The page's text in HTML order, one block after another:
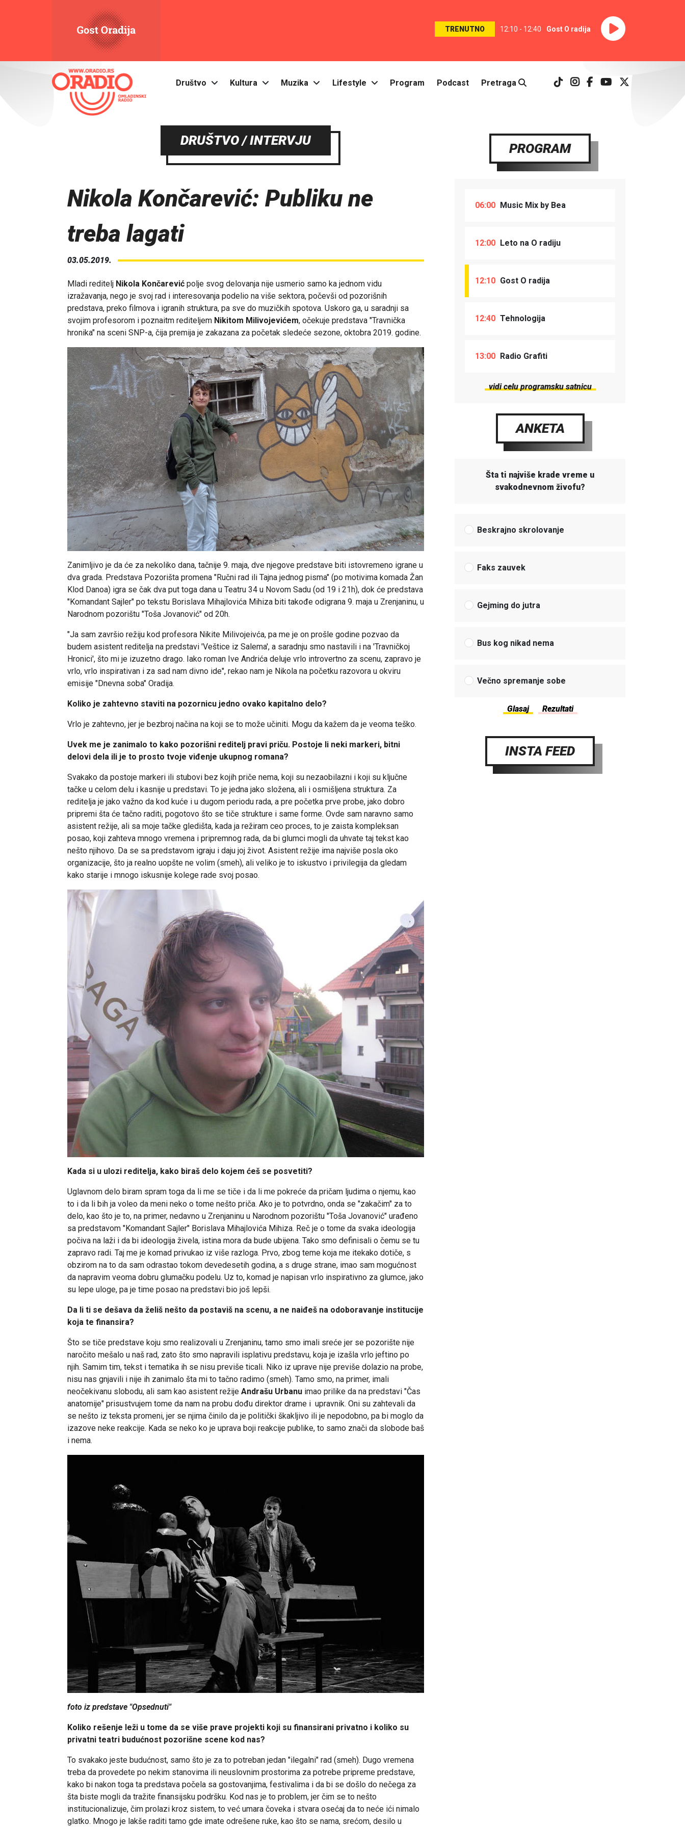
TRENUTNO 12:10 - 12:40 Gost O radija
Društvo Kultura Muzika Lifestyle Program Podcast Pretraga
DRUŠTVO / INTERVJU
Nikola Končarević: Publiku ne
treba lagati
03.05.2019.
Mladi reditelj Nikola Končarević polje svog delovanja nije usmerio samo ka jednom vidu
izražavanja, nego je svoj rad i interesovanja podelio na više sektora, počevši od pozorišnih
predstava, preko filmova i igranih struktura, pa sve do muzičkih spotova. Uskoro ga, u saradnji sa
svojim profesorom i poznaitm rediteljem Nikitom Milivojevićem, očekuje predstava "Travnička
hronika" na sceni SNP-a, čija premija je zakazana za početak sledeće sezone, oktobra 2019. godine.
Zanimljivo je da će za nekoliko dana, tačnije 9. maja, dve njegove predstave biti istovremeno igrane u
dva grada. Predstava Pozorišta promena "Ručni rad ili Tajna jednog pisma" (po motivima komada Žan
Klod Danoa) igra se čak dva put toga dana u Teatru 34 u Novom Sadu (od 19 i 21h), dok će predstava
"Komandant Sajler" po tekstu Borislava Mihajlovića Mihiza biti takođe odigrana 9. maja u Zrenjaninu, u
Narodnom pozorištu "Toša Jovanović" od 20h.
"Ja sam završio režiju kod profesora Nikite Milivojeivća, pa me je on prošle godine pozvao da
budem asistent reditelja na predstavi 'Veštice iz Salema', a saradnju smo nastavili i na 'Travničkoj
Hronici', što mi je izuzetno drago. Iako roman Ive Andrića deluje vrlo introvertno za scenu, zapravo je
vrlo, vrlo inspirativan i za sad nam divno ide", rekao nam je Nikola na početku razovora u okviru
emisije "Dnevna soba" Oradija.
Koliko je zahtevno staviti na pozornicu jedno ovako kapitalno delo?
Vrlo je zahtevno, jer je bezbroj načina na koji se to može učiniti. Mogu da kažem da je veoma teško.
Uvek me je zanimalo to kako pozorišni reditelj pravi priču. Postoje li neki markeri, bitni
delovi dela ili je to prosto tvoje viđenje ukupnog romana?
Svakako da postoje markeri ili stubovi bez kojih priče nema, koji su nezaobilazni i koji su ključne
tačke u celom delu i kasnije u predstavi. To je jedna jako složena, ali i osmišljena struktura. Za
reditelja je jako važno da kod kuće i u dugom periodu rada, a pre početka prve probe, jako dobro
pripremi šta će tačno raditi, pogotovo što se tiče strukture i same forme. Ovde sam naravno samo
asistent režije, ali sa moje tačke gledišta, kada ja režiram ceo proces, to je zaista kompleksan
posao, koji zahteva mnogo vremena i pripremnog rada, da bi glumci mogli da uhvate taj tekst kao
nešto njihovo. Da se sa predstavom igraju i daju joj život. Asistent režije ima najviše posla oko
organizacije, što ja realno uopšte ne volim (smeh), ali veliko je to iskustvo i privilegija da gledam
kako starije i mnogo iskusnije kolege rade svoj posao.
Kada si u ulozi reditelja, kako biraš delo kojem ćeš se posvetiti?
Uglavnom delo biram spram toga da li me se tiče i da li me pokreće da pričam ljudima o njemu, kao
to i da li bih ja voleo da meni neko o tome nešto priča. Ako je to potvrdno, onda se "zakačim" za to
delo, kao što je to, na primer, nedavno u Zrenjaninu u Narodnom pozorištu "Toša Jovanović" urađeno
sa predstavom "Komandant Sajler" Borislava Mihajlovića Mihiza. Reč je o tome da svaka ideologija
počiva na laži i da bi ideologija živela, istina mora da bude ubijena. Tako smo definisali o čemu se tu
zapravo radi. Taj me je komad privukao iz više razloga. Prvo, zbog teme koja me itekako dotiče, s
obzirom na to da sam odrastao tokom devedesetih godina, a s druge strane, imao sam mogućnost
da napravim veoma dobru glumačku podelu. Uz to, komad je napisan vrlo inspirativno za glumce, jako
su lepe uloge, pa je time posao na predstavi bio još lepši.
Da li ti se dešava da želiš nešto da postaviš na scenu, a ne naiđeš na odoboravanje institucije
koja te finansira?
Što se tiče predstave koju smo realizovali u Zrenjaninu, tamo smo imali sreće jer se pozorište nije
naročito mešalo u naš rad, zato što smo napravili isplativu predstavu, koja je izašla vrlo jeftino po
njih. Samim tim, tekst i tematika ih se nisu previše ticali. Niko iz uprave nije previše dolazio na probe,
nisu nas gnjavili i nije ih zanimalo šta mi to tačno radimo (smeh). Tamo smo, na primer, imali
neočekivanu slobodu, ali sam kao asistent režije Andrašu Urbanu imao prilike da na predstavi "Čas
anatomije" prisustvujem tome da nam na probu dođu direktor drame i upravnik. Oni su zahtevali da
se nešto iz teksta promeni, jer se njima činilo da je politički škakljivo ili je nepodobno, pa bi moglo da
izazove neke reakcije. Kada se neko ko je uprava boji reakcije publike, to samo znači da slobode baš
i nema.
foto iz predstave "Opsednuti"
Koliko rešenje leži u tome da se više prave projekti koji su finansirani privatno i koliko su
privatni teatri budućnost pozorišne scene kod nas?
To svakako jeste budućnost, samo što je za to potreban jedan "ilegalni" rad (smeh). Dugo vremena
treba da provedete po nekim stanovima ili neuslovnim prostorima za potrebe pripreme predstave,
kako bi nakon toga ta predstava počela sa gostovanjima, festivalima i da bi se došlo do nečega za
šta biste mogli da tražite finansijsku podršku. Kod nas je to problem, jer čim se to nešto
institucionalizuje, čim prolazi kroz sistem, to već umara čoveka i stvara osećaj da to neće ići nimalo
glatko. Mnogo je lakše raditi tamo gde imate odrešene ruke, kao što se nama, srećom, desilo u
PROGRAM
06:00 Music Mix by Bea
12:00 Leto na O radiju
12:10 Gost O radija
12:40 Tehnologija
13:00 Radio Grafiti
vidi celu programsku satnicu
ANKETA
Šta ti najviše krade vreme u
svakodnevnom živofu?
Beskrajno skrolovanje
Faks zauvek
Gejming do jutra
Bus kog nikad nema
Večno spremanje sobe
INSTA FEED